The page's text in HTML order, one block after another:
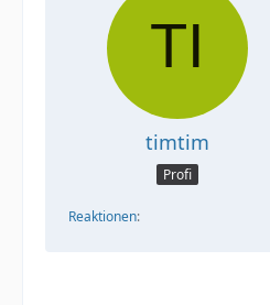
timtim
Profi
Reaktionen